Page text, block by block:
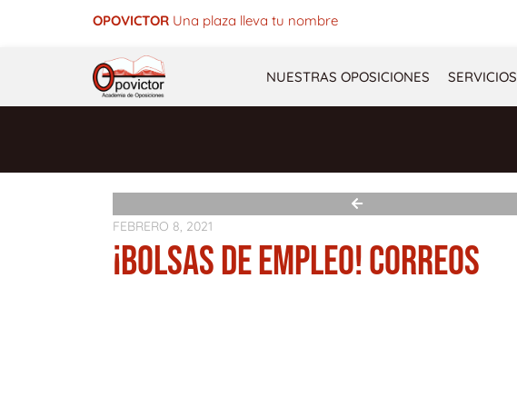
OPOVICTOR Una plaza lleva tu nombre
NUESTRAS OPOSICIONES SERVICIOS
FEBRERO 8, 2021
¡BOLSAS DE EMPLEO! CORREOS